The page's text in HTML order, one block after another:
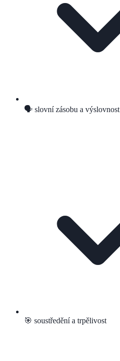
🗣️ slovní zásobu a výslovnost
🎯 soustředění a trpělivost